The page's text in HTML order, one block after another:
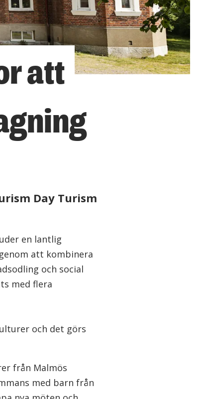
att
Day Turism
en lantlig
att kombinera
och social
med flera
och det görs
från Malmös
med barn från